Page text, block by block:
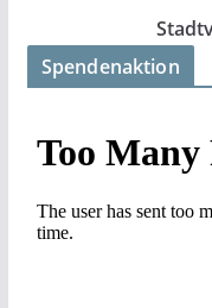
Spendenaktion